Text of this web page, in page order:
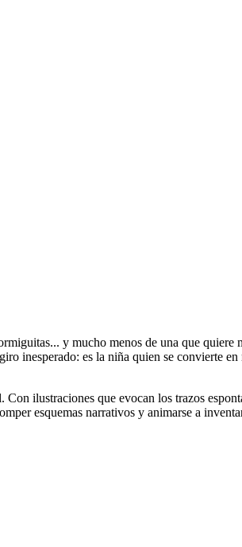
y mucho menos de una que
inesperado: es la niña quien se convierte
ilustraciones que evocan los trazos
esquemas narrativos y animarse a